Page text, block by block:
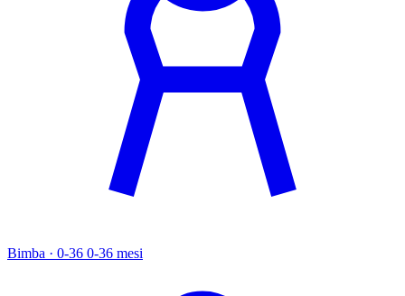
Bimba · 0-36 0-36 mesi